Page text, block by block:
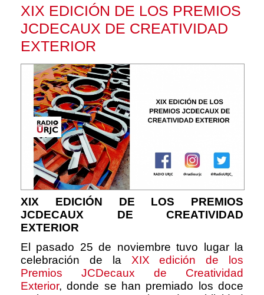
XIX EDICIÓN DE LOS PREMIOS
JCDECAUX DE CREATIVIDAD
EXTERIOR
XIX EDICIÓN DE LOS PREMIOS
JCDECAUX DE CREATIVIDAD
EXTERIOR
El pasado 25 de noviembre tuvo lugar la
celebración de la XIX edición de los
Premios JCDecaux de Creatividad
Exterior,donde se han premiado los doce